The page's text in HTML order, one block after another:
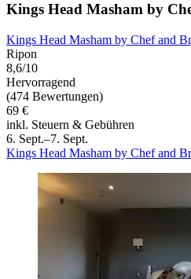
Kings Head Masham by
Kings Head Masham by Chef and
Ripon
8,6/10
Hervorragend
(474 Bewertungen)
69 €
inkl. Steuern & Gebühren
6. Sept.–7. Sept.
Kings Head Masham by Chef and